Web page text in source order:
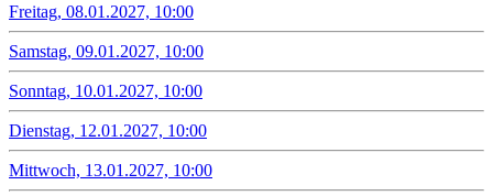
Freitag, 08.01.2027, 10:00
Samstag, 09.01.2027, 10:00
Sonntag, 10.01.2027, 10:00
Dienstag, 12.01.2027, 10:00
Mittwoch, 13.01.2027, 10:00